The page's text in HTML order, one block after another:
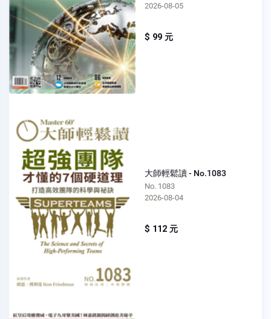
2026-08-05
$ 99 元
大師輕鬆讀 - No.1083
No. 1083
2026-08-04
$ 112 元